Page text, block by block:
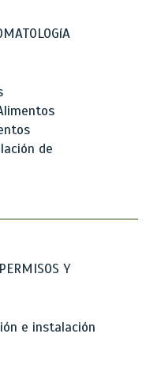
de
Y
e instalación